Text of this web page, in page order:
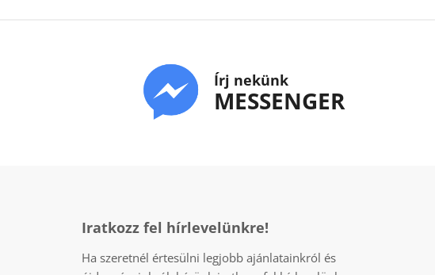
Írj nekünk
MESSENGER
Iratkozz fel hírlevelünkre!
Ha szeretnél értesülni legjobb ajánlatainkról és